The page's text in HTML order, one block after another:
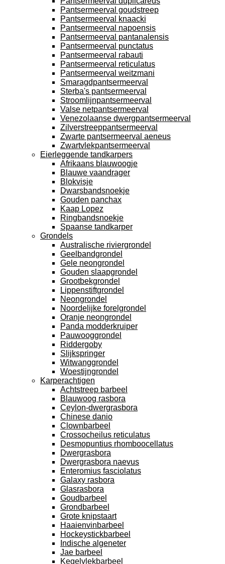
Pantsermeerval goudstreep
Pantsermeerval knaacki
Pantsermeerval napoensis
Pantsermeerval pantanalensis
Pantsermeerval punctatus
Pantsermeerval rabauti
Pantsermeerval reticulatus
Pantsermeerval weitzmani
Smaragdpantsermeerval
Sterba's pantsermeerval
Stroomlijnpantsermeerval
Valse netpantsermeerval
Venezolaanse dwergpantsermeerval
Zilverstreeppantsermeerval
Zwarte pantsermeerval aeneus
Zwartvlekpantsermeerval
Eierleggende tandkarpers
Afrikaans blauwoogje
Blauwe vaandrager
Blokvisje
Dwarsbandsnoekje
Gouden panchax
Kaap Lopez
Ringbandsnoekje
Spaanse tandkarper
Grondels
Australische riviergrondel
Geelbandgrondel
Gele neongrondel
Gouden slaapgrondel
Grootbekgrondel
Lippenstiftgrondel
Neongrondel
Noordelijke forelgrondel
Oranje neongrondel
Panda modderkruiper
Pauwooggrondel
Riddergoby
Slijkspringer
Witwanggrondel
Woestijngrondel
Karperachtigen
Achtstreep barbeel
Blauwoog rasbora
Ceylon-dwergrasbora
Chinese danio
Clownbarbeel
Crossocheilus reticulatus
Desmopuntius rhomboocellatus
Dwergrasbora
Dwergrasbora naevus
Enteromius fasciolatus
Galaxy rasbora
Glasrasbora
Goudbarbeel
Grondbarbeel
Grote knipstaart
Haaienvinbarbeel
Hockeystickbarbeel
Indische algeneter
Jae barbeel
Kegelvlekbarbeel